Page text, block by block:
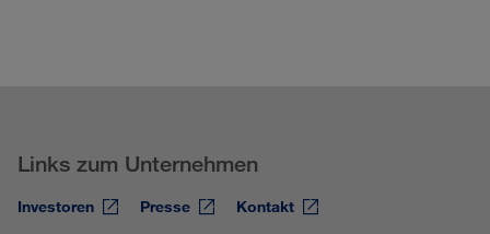
Links zum Unternehmen
Investoren Presse Kontakt